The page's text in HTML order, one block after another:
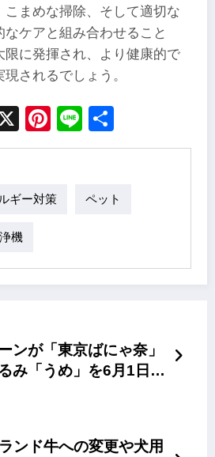
こまめな掃除、そして適切な
ケアと組み合わせること
限に発揮され、より健康的で
されるでしょう。
X Pinterest
Line
ギー対策 ペット
機
ンが「東京ばにゃ奈」
み「うめ」を6月1日発
ンド牛への変更や犬用